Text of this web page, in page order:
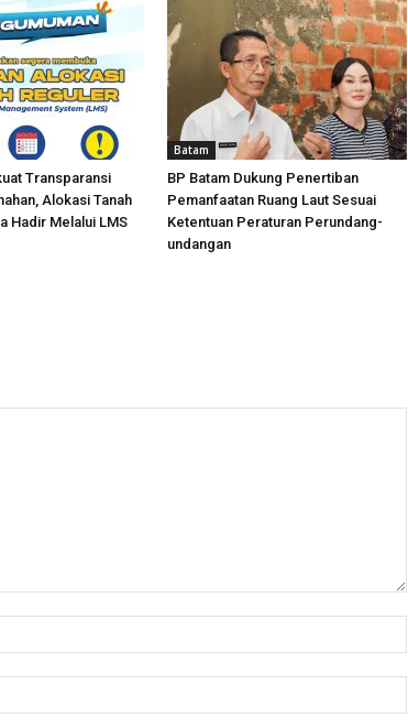
Transparansi
Alokasi Tanah
Hadir Melalui LMS
Batam
BP Batam Dukung Penertiban
Pemanfaatan Ruang Laut Sesuai
Ketentuan Peraturan Perundang-
undangan